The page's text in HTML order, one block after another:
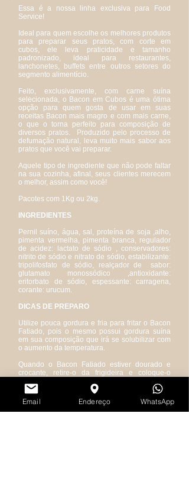
Essa é a nossa linha exclusiva para Food
Service!
Ideal para quem escolhe os melhores produtos
para preparar seus pratos, com corte em
cubos, ele leva praticidade e tamanho
padronizado, ideal para restaurantes,
lanchonetes, buffets entre outros setores do
segmento alimentício.
Feito, exclusivamente, com carne suína
selecionada, o Bacon em Cubos é uma ótima
opção para quem gosta de usar em suas
receitas Bacon mais magro e com mais carne,
o que o torna perfeito para composição de
diversos pratos. Produzido pelo processo de
defumação natural, leva muito mais sabor aos
pratos que você vai preparar.
Aquele tipo de ingrediente que não pode faltar
na sua cozinha, afinal, seus clientes merecem
o melhor, assim como você!
Pacotes com 1Kg ou 2kg.
INGREDIENTES
Pernil suíno, água, sal, proteína de soja ,alho,
pimenta vermelha, pimenta branca, regulador
de acidez: lactato de sódio , conservadores:
nitrito de sódio e nitrato de sódio, estabilizante:
tripolifosfato de sódio, realçador de sabor:
glutamato monossódico ,antioxidante:
eritorbato de sódio, espessante: carragena,
corante: urucum.
DICAS DE PREPARO
Utilize pouca gordura e fria para fritar o Bacon
Fatiado, pois o mesmo possui gordura suína
em sua composição que irá se solubilizar com
o aumento da temperatura.
Quando o Bacon Fatiado estiver dourado e
crocante, retire-o da frigideira e coloque-o
excesso de gordura.
Já está pronto para compor diversas receitas.
Email Endereço WhatsApp